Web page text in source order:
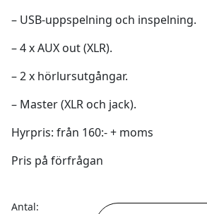
– USB-uppspelning och inspelning.
– 4 x AUX out (XLR).
– 2 x hörlursutgångar.
– Master (XLR och jack).
Hyrpris: från 160:- + moms
Pris på förfrågan
Antal: